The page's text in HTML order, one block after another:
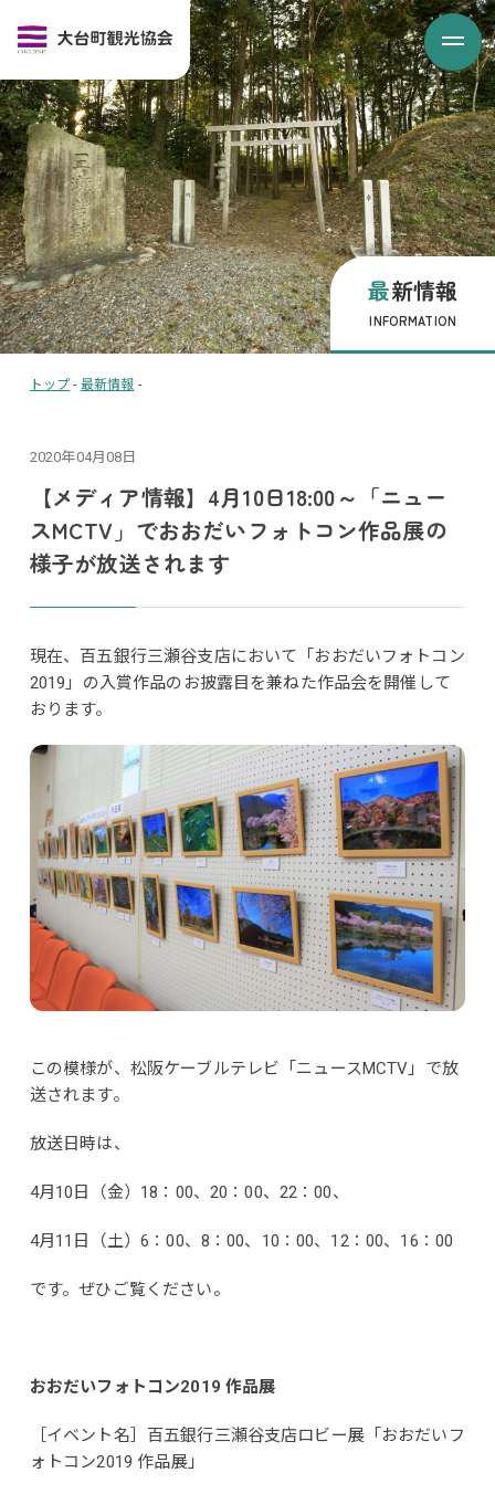
最新情報
INFORMATION
トップ - 最新情報 -
2020年04月08日
【メディア情報】4月10日18:00～「ニュー
スMCTV」でおおだいフォトコン作品展の
様子が放送されます
現在、百五銀行三瀬谷支店において「おおだいフォトコン
2019」の入賞作品のお披露目を兼ねた作品会を開催して
おります。
この模様が、松阪ケーブルテレビ「ニュースMCTV」で放
送されます。
放送日時は、
4月10日（金）18：00、20：00、22：00、
4月11日（土）6：00、8：00、10：00、12：00、16：00
です。ぜひご覧ください。
おおだいフォトコン2019 作品展
［イベント名］百五銀行三瀬谷支店ロビー展「おおだいフ
ォトコン2019 作品展」